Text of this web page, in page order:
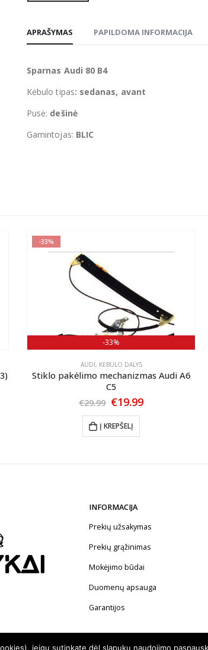
APRAŠYMAS PAPILDOMA INFORMACIJA
Sparnas Audi 80 B4
Kėbulo tipas: sedanas, avant
Pusė: dešinė
Gamintojas: BLIC
-33%
-33%
AUDI, KĖBULO DALYS
Stiklo pakėlimo mechanizmas Audi A6
C5
€29.99 Original
was:
€29.99.
€19.99Current
Į KREPŠELĮ
INFORMACIJA
Prekių užsakymas
Prekių grąžinimas
Mokėjimo būdai
Duomenų apsauga
Garantijos
jeigu sutinkate dėl slapukų naudojimo